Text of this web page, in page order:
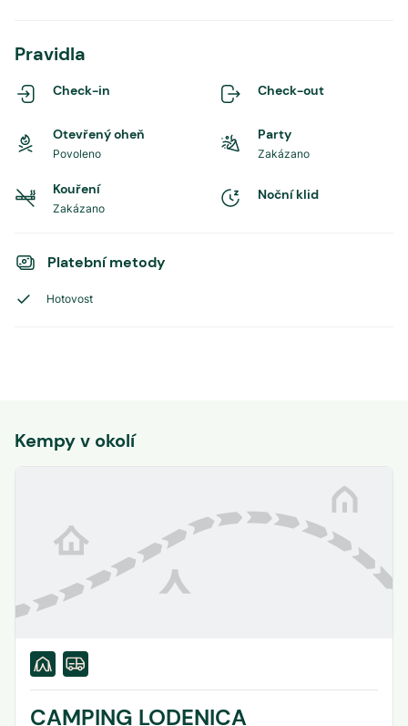
Pravidla
Check-in Check-out
Otevřený oheň
Povoleno
Party
Zakázano
Kouření
Zakázano
Noční klid
Platební metody
Hotovost
Kempy v okolí
CAMPING LODENICA